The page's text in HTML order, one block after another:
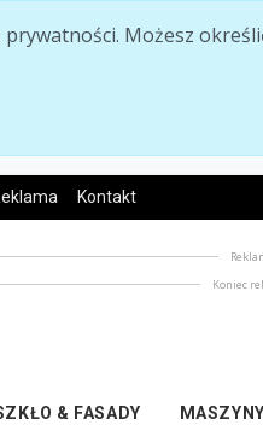
Możesz
Kontakt
Koniec
& FASADY